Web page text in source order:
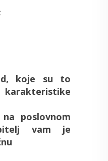
koje su to
karakteristike
poslovnom
vam je